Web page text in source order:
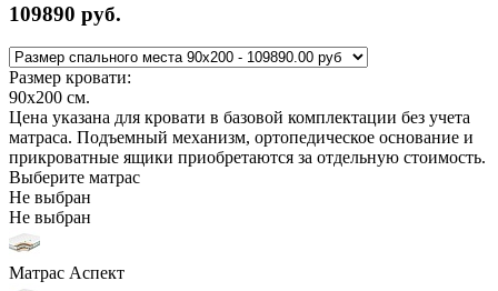
109890 руб.
Размер кровати:
90x200 см.
Цена указана для кровати в базовой комплектации без учета
матраса. Подъемный механизм, ортопедическое основание и
прикроватные ящики приобретаются за отдельную стоимость.
Выберите матрас
Не выбран
Не выбран
Матрас Аспект